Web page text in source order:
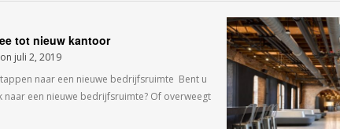
tot nieuw kantoor
juli 2, 2019
naar een nieuwe bedrijfsruimte Bent u
naar een nieuwe bedrijfsruimte? Of overweegt